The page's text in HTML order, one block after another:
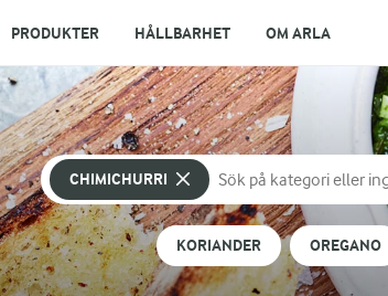
PRODUKTER HÅLLBARHET OM ARLA
CHIMICHURRI
Sök på kategori eller
Skriv in sökord för att få
KORIANDER OREGANO